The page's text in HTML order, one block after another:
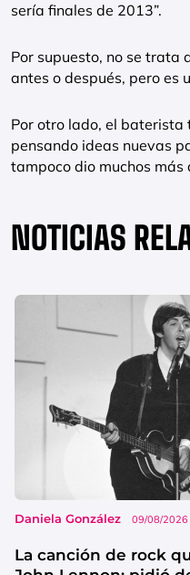
sería finales de 2013”.
Por supuesto, no se trata
antes o después, pero es
Por otro lado, el baterista
pensando ideas nuevas
tampoco dio muchos más
NOTICIAS
Daniela González 09/08/2026
La canción de rock